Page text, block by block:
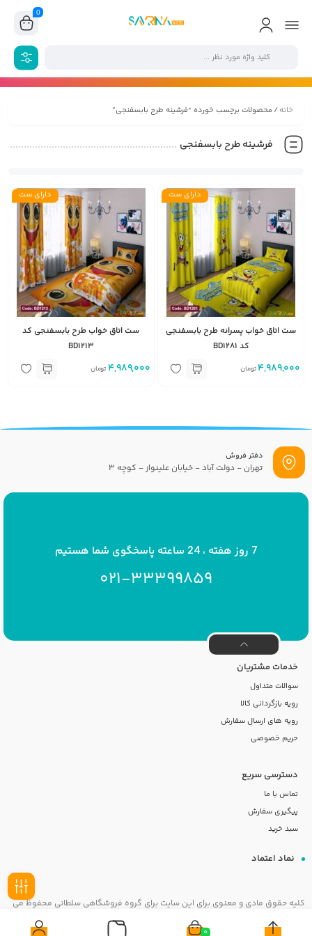
0
خانه/ محصولات برچسب خورده “فرشینه طرح بابسفنجی”
فرشینه طرح بابسفنجی
دارای ست
ست اتاق خواب پسرانه طرح بابسفنجی
کد BD1281
4,989,000 تومان
دارای ست
ست اتاق خواب طرح بابسفنجی کد
BD1213
4,989,000 تومان
0
دفتر فروش
تهران - دولت آباد - خیابان علینواز - کوچه 3
7 روز هفته ، 24 ساعته پاسخگوی شما هستیم
021-33399859
خدمات مشتریان
سوالات متداول
رویه بازگردانی کالا
رویه های ارسال سفارش
حریم خصوصی
دسترسی سریع
تماس با ما
پیگیری سفارش
سبد خرید
نماد اعتماد
کلیه حقوق مادی و معنوی برای این سایت برای گروه فروشگاهی سلطانی محفوظ می